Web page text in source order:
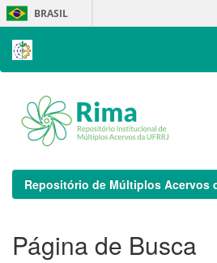
Skip
navigation
BRASIL
Repositório de Múltiplos Acervos
Página de Busca